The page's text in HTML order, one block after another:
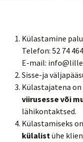
Külastamine
Telefon: 52 74
E-mail:
Sisse-ja
Külastajatena
viirusesse või
lähikontaktsed.
Külastamiseks
külalistühe